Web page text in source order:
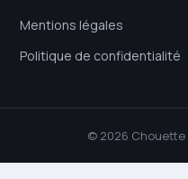
Mentions légales
Politique de confidentialité
© 2026 Chouette